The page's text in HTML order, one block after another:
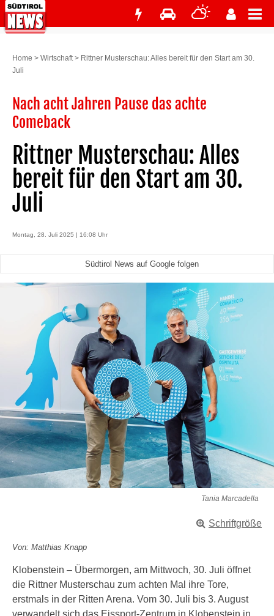
Home > Wirtschaft> Rittner Musterschau: Alles bereit für den Start am 30.
Juli
Nach acht Jahren Pause das achte
Comeback
Rittner Musterschau: Alles
bereit für den Start am 30.
Juli
Montag, 28. Juli 2025 | 16:08 Uhr
Südtirol News auf Google folgen
Tania Marcadella
Schriftgröße
Von: Matthias Knapp
Klobenstein – Übermorgen, am Mittwoch, 30. Juli öffnet
die Rittner Musterschau zum achten Mal ihre Tore,
erstmals in der Ritten Arena. Vom 30. Juli bis 3. August
verwandelt sich das Eissport-Zentrum in Klobenstein in